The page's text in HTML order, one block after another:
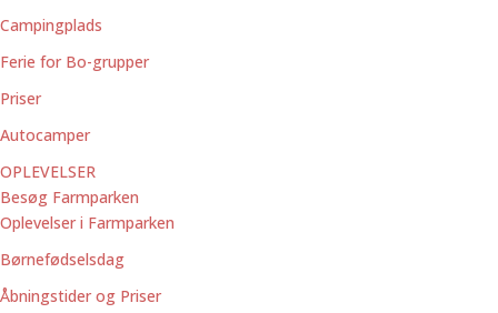
Campingplads
Ferie for Bo-grupper
Priser
Autocamper
OPLEVELSER
Besøg Farmparken
Oplevelser i Farmparken
Børnefødselsdag
Åbningstider og Priser